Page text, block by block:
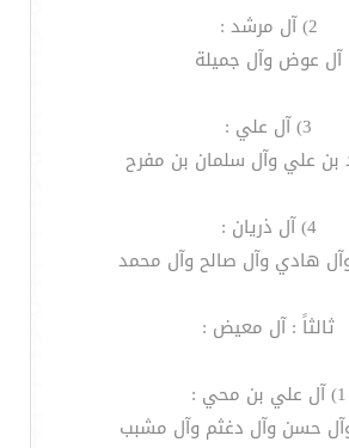
2) آل مرشد :
آل عوض وآل جميلة
3) آل علي :
بن علي وآل سلمان بن مفرح
4) آل ذريان :
هادي وآل صالح وآل محمد
ثالثاً : آل معيض :
1) آل علي بن محي :
حسن وآل دغثم وآل مشبب